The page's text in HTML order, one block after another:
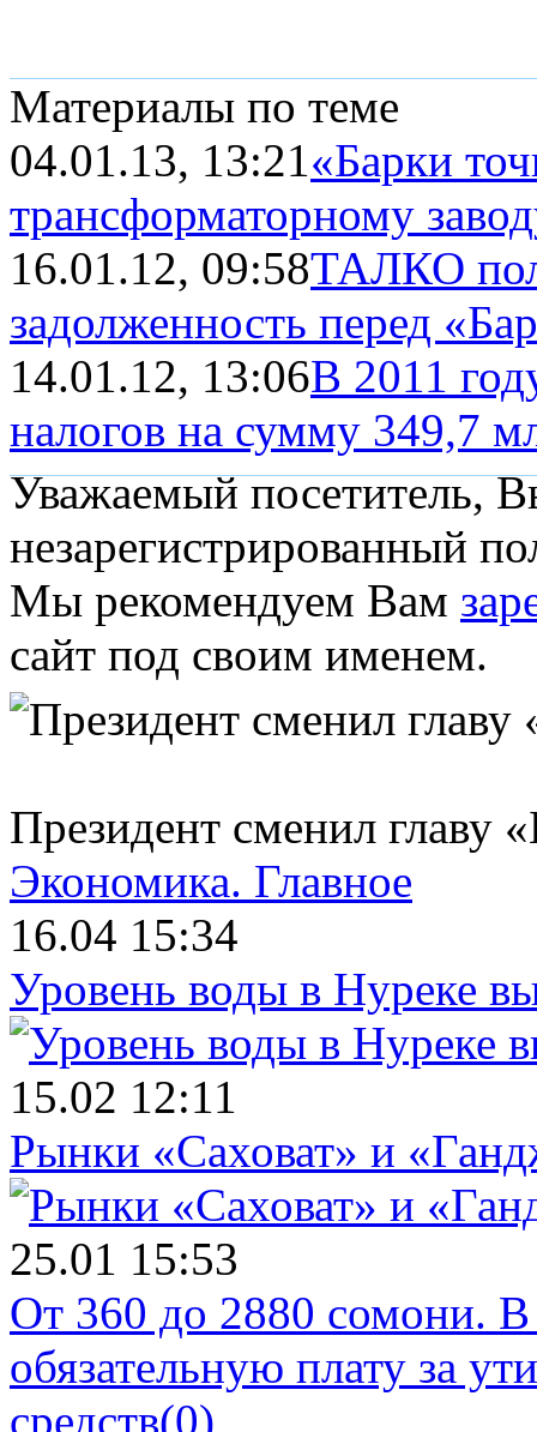
Материалы по теме
04.01.13, 13:21«Барки
трансформаторному
16.01.12, 09:58ТАЛКО
задолженность перед
14.01.12, 13:06В 2011
налогов на сумму 349,7
Уважаемый посетитель,
незарегистрированный
Мы рекомендуем Вам
сайт под своим именем.
Президент сменил главу
Экономика. Главное
16.04 15:34
Уровень воды в Нуреке
15.02 12:11
Рынки «Саховат» и
25.01 15:53
От 360 до 2880 сомони. В
обязательную плату за
средств(0)